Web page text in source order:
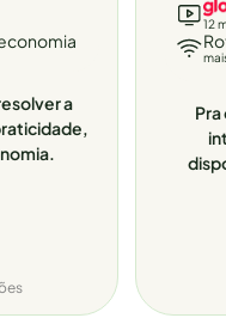
a
12